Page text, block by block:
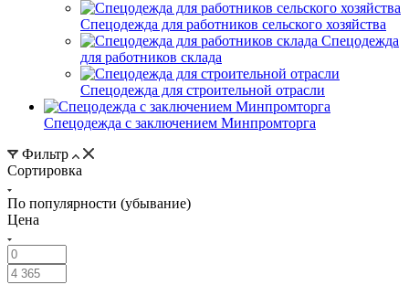
Спецодежда для работников сельского хозяйства
Спецодежда
для работников склада
Спецодежда для строительной отрасли
Спецодежда с заключением Минпромторга
Фильтр
Сортировка
По популярности (убывание)
Цена